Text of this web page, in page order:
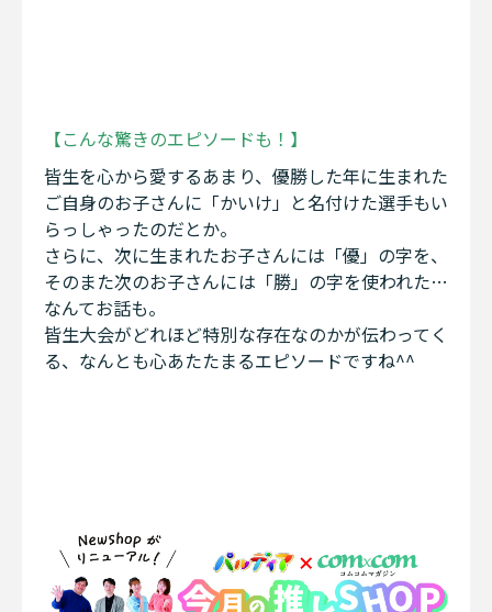
【こんな驚きのエピソードも！】
皆生を心から愛するあまり、優勝した年に生まれた
ご自身のお子さんに「かいけ」と名付けた選手もい
らっしゃったのだとか。
さらに、次に生まれたお子さんには「優」の字を、
そのまた次のお子さんには「勝」の字を使われた…
なんてお話も。
皆生大会がどれほど特別な存在なのかが伝わってく
る、なんとも心あたたまるエピソードですね^^